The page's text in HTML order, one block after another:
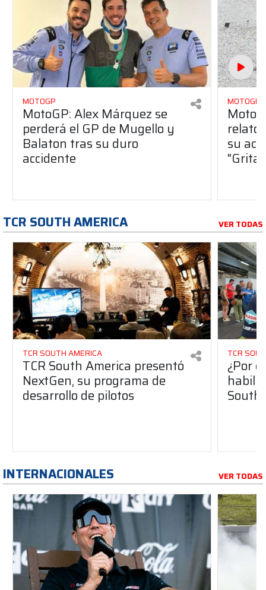
MOTOGP
MotoGP: Alex Márquez se
perderá el GP de Mugello y
Balaton tras su duro
accidente
MOTOGP
relato
su
TCR SOUTH AMERICA VER TODAS
TCR SOUTH AMERICA
TCR South America presentó
NextGen, su programa de
desarrollo de pilotos
TCR
¿Por
South
INTERNACIONALES VER TODAS